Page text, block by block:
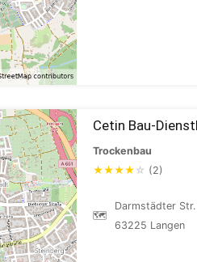
Cetin Bau-
Trockenbau
★★★★ ☆ (2)
🗺
Darmstädter
63225 Langen